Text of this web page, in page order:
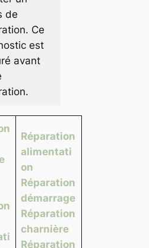
de
Ce
est
avant
Réparation
alimentati
on
Réparation
démarrage
Réparation
charnière
Réparation